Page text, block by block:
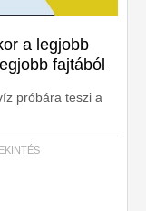
a legjobb
fajtából
próbára teszi a